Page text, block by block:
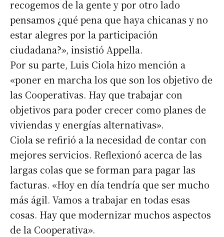
recogemos de la gente y por otro lado
pensamos ¿qué pena que haya chicanas y no
estar alegres por la participación
ciudadana?», insistió Appella.
Por su parte, Luis Ciola hizo mención a
«poner en marcha los que son los objetivo de
las Cooperativas. Hay que trabajar con
objetivos para poder crecer como planes de
viviendas y energías alternativas».
Ciola se refirió a la necesidad de contar con
mejores servicios. Reflexionó acerca de las
largas colas que se forman para pagar las
facturas. «Hoy en día tendría que ser mucho
más ágil. Vamos a trabajar en todas esas
cosas. Hay que modernizar muchos aspectos
de la Cooperativa».